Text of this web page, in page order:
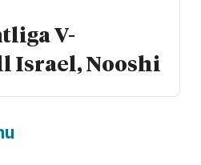
V-
Nooshi